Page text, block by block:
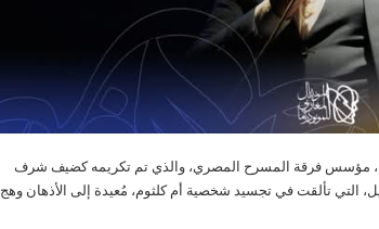
مؤسس فرقة المسرح المصري، والذي تم تكريمه كضيف شرف
التي تألقت في تجسيد شخصية أم كلثوم، مُعيدة إلى الأذهان وهج